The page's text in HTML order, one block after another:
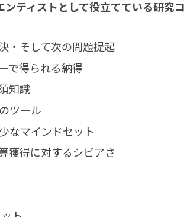
ティストとして役立てている研究コ
・そして次の問題提起
で得られる納得
知識
ツール
なマインドセット
獲得に対するシビアさ